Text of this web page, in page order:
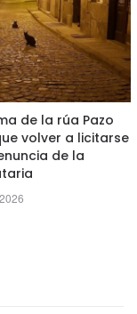
de la rúa Pazo
volver a licitarse
de la